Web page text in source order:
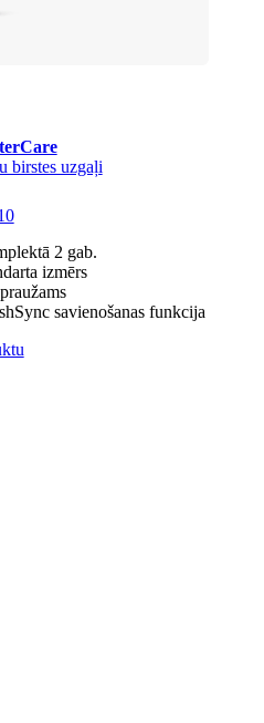
birstes uzgaļi
2 gab.
izmērs
savienošanas funkcija